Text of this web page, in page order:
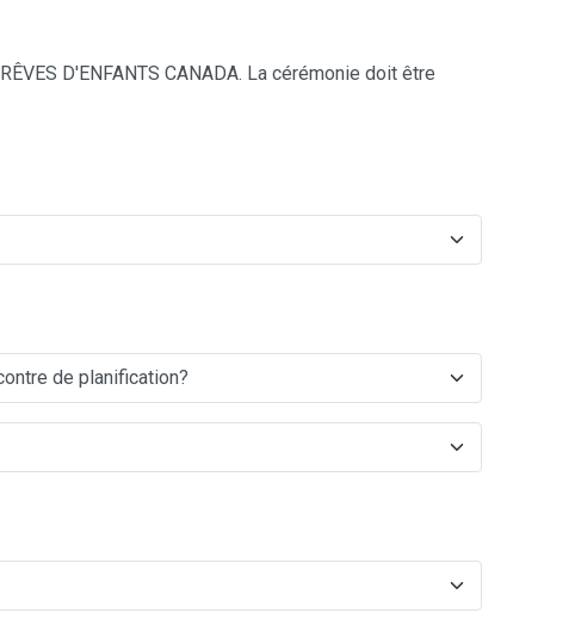
D'ENFANTS CANADA. La cérémonie doit être